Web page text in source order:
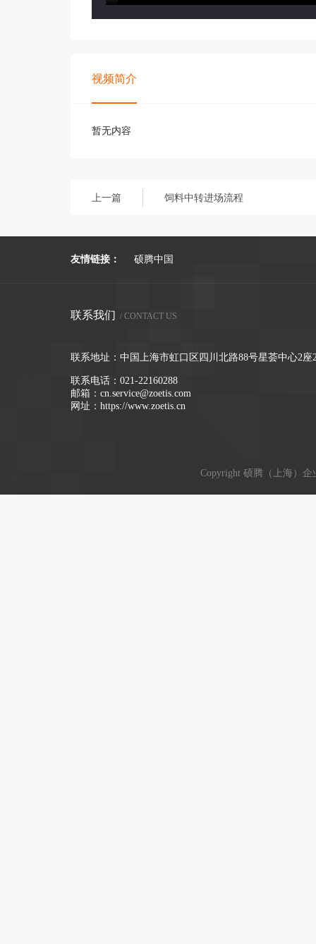
视频简介
暂无内容
上一篇 饲料中转进场流程
友情链接： 硕腾中国
联系我们 / CONTACT US
联系地址：中国上海市虹口区四川北路88号星荟中心2座
联系电话： 021-22160288
邮箱： cn.service@zoetis.com
网址： https://www.zoetis.cn
Copyright 硕腾（上海）